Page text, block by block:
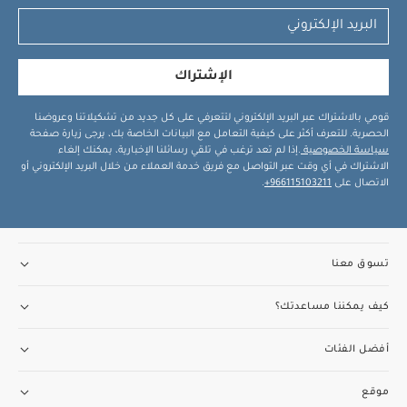
الإشتراك
قومي بالاشتراك عبر البريد الإلكتروني لتتعرفي على كل جديد من تشكيلاتنا وعروضنا
الحصرية. للتعرف أكثر على كيفية التعامل مع البيانات الخاصة بك، يرجى زيارة صفحة
سياسة الخصوصية .إذا لم تعد ترغب في تلقي رسائلنا الإخبارية، يمكنك إلغاء
الاشتراك في أي وقت عبر التواصل مع فريق خدمة العملاء من خلال البريد الإلكتروني أو
الاتصال على 966115103211+
.
تسوق معنا
كيف يمكننا مساعدتك؟
أفضل الفئات
موقع